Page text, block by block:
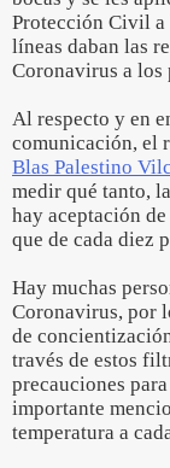
Protección Civil a
líneas daban las
Coronavirus a los
Al respecto y en
comunicación, el
Blas Palestino
medir qué tanto,
hay aceptación
que de cada diez
Hay muchas
Coronavirus, por
de
través de estos
precauciones
importante
temperatura a